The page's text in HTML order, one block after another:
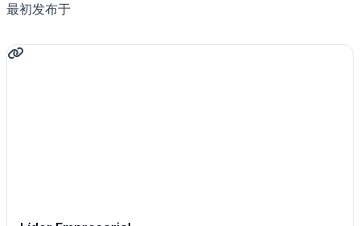
最初发布于